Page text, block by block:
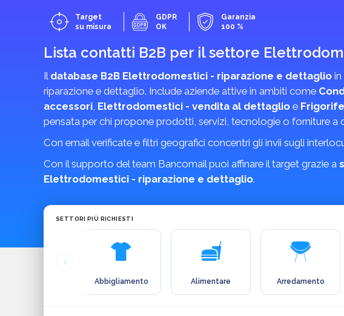
Target
su misura
GDPR
OK
Garanzia
100 %
Lista contatti B2B per il settore
Il database B2B Elettrodomestici - riparazione e dettaglio
riparazione e dettaglio. Include aziende attive in ambiti come
accessori, Elettrodomestici - vendita al dettaglio e
pensata per chi propone prodotti, servizi, tecnologie o forniture a
Con email verificate e filtri geografici concentri gli invii sugli
Con il supporto del team Bancomail puoi affinare il target grazie a
Elettrodomestici - riparazione e dettaglio.
SETTORI PIÙ RICHIESTI
Abbigliamento Alimentare Arredamento